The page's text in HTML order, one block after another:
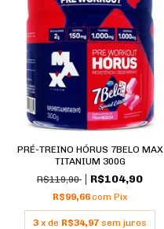
PRÉ-TREINO HÓRUS 7BELO MAX
TITANIUM 300G
R$119,90
R$104,90
R$99,66com Pix
3 x de R$34,97 sem juros